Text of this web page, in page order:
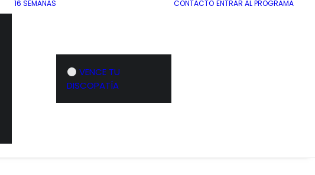
16 SEMANAS
VENCE TU
DISCOPATÍA
CONTACTO ENTRAR AL PROGRAMA